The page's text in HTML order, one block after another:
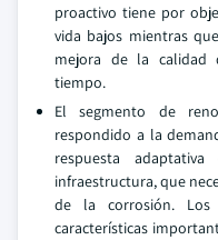
proactivo tiene por
vida bajos mientras
mejora de la calidad
tiempo.
El segmento de
respondido a la
respuesta
infraestructura, que
de la corrosión.
características